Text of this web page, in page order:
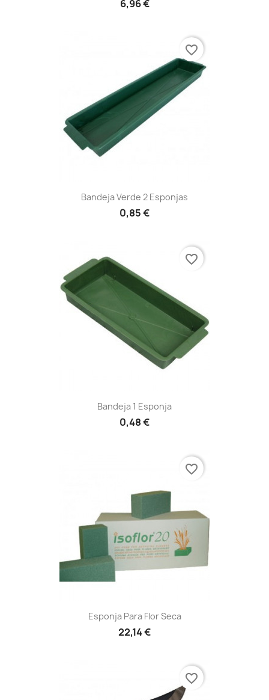
6,96 €
Bandeja Verde 2 Esponjas
0,85 €
favorite_border
Bandeja 1 Esponja
0,48 €
favorite_border
Esponja Para Flor Seca
22,14 €
favorite_border
favorite_border